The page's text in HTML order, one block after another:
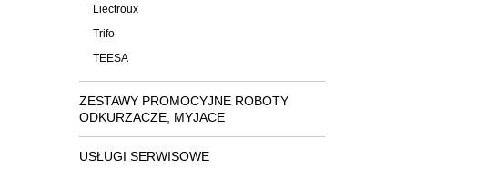
Liectroux
Trifo
TEESA
ZESTAWY PROMOCYJNE ROBOTY
ODKURZACZE, MYJACE
USŁUGI SERWISOWE